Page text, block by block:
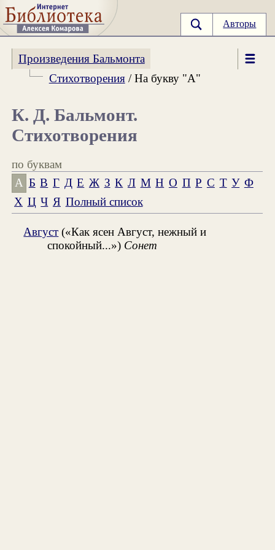
Авторы
Произведения Бальмонта
Стихотворения/ На букву "А"
К. Д. Бальмонт.
Стихотворения
по буквам
А Б В Г Д Е Ж З К Л М Н О П Р С Т У Ф
Х Ц Ч Я Полный список
Август («Как ясен Август, нежный и
спокойный...») Сонет